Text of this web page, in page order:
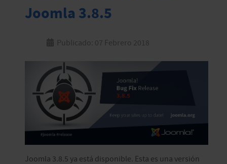
Joomla 3.8.5
Publicado: 07 Febrero 2018
Joomla 3.8.5 ya está disponible. Esta es una versión